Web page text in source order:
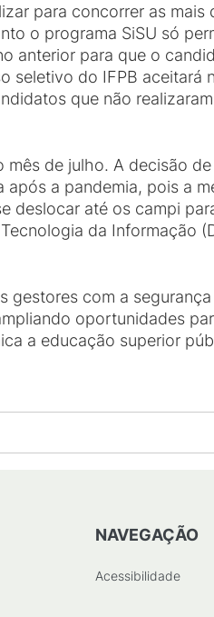
para concorrer as mais
o programa SiSU só
anterior para que o
seletivo do IFPB aceitará
que não
de julho. A decisão de
a pandemia, pois a
deslocar até os campi
da Informação
gestores com a segurança
oportunidades
a educação superior
NAVEGAÇÃO
Acessibilidade